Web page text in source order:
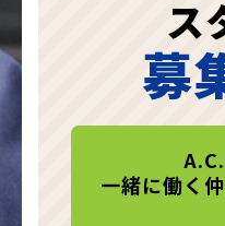
ス
募
一緒に働く